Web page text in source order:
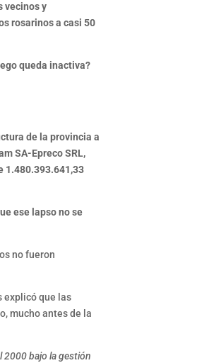
vecinos y
rosarinos a casi 50
queda inactiva?
de la provincia a
SA-Epreco SRL,
1.480.393.641,33
ese lapso no se
no fueron
explicó que las
mucho antes de la
2000 bajo la gestión